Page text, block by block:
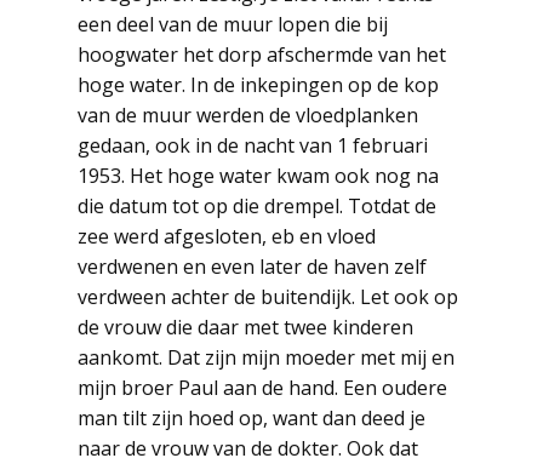
een deel van de muur lopen die bij
hoogwater het dorp afschermde van het
hoge water. In de inkepingen op de kop
van de muur werden de vloedplanken
gedaan, ook in de nacht van 1 februari
1953. Het hoge water kwam ook nog na
die datum tot op die drempel. Totdat de
zee werd afgesloten, eb en vloed
verdwenen en even later de haven zelf
verdween achter de buitendijk. Let ook op
de vrouw die daar met twee kinderen
aankomt. Dat zijn mijn moeder met mij en
mijn broer Paul aan de hand. Een oudere
man tilt zijn hoed op, want dan deed je
naar de vrouw van de dokter. Ook dat